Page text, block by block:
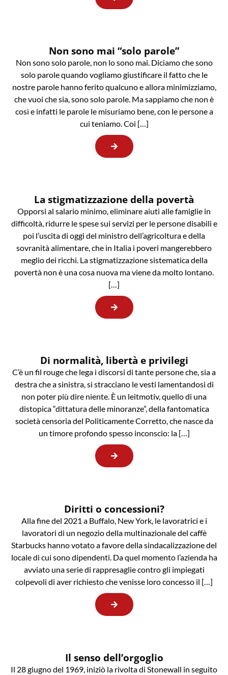
Non sono mai “solo parole”
Non sono solo parole, non lo sono mai. Diciamo che sono
solo parole quando vogliamo giustificare il fatto che le
nostre parole hanno ferito qualcuno e allora minimizziamo,
che vuoi che sia, sono solo parole. Ma sappiamo che non è
così e infatti le parole le misuriamo bene, con le persone a
cui teniamo. Coi […]
La stigmatizzazione della povertà
Opporsi al salario minimo, eliminare aiuti alle famiglie in
difficoltà, ridurre le spese sui servizi per le persone disabili e
poi l’uscita di oggi del ministro dell’agricoltura e della
sovranità alimentare, che in Italia i poveri mangerebbero
meglio dei ricchi. La stigmatizzazione sistematica della
povertà non è una cosa nuova ma viene da molto lontano.
[…]
Di normalità, libertà e privilegi
C’è un fil rouge che lega i discorsi di tante persone che, sia a
destra che a sinistra, si stracciano le vesti lamentandosi di
non poter più dire niente. È un leitmotiv, quello di una
distopica “dittatura delle minoranze”, della fantomatica
società censoria del Politicamente Corretto, che nasce da
un timore profondo spesso inconscio: la […]
Diritti o concessioni?
Alla fine del 2021 a Buffalo, New York, le lavoratrici e i
lavoratori di un negozio della multinazionale del caffè
Starbucks hanno votato a favore della sindacalizzazione del
locale di cui sono dipendenti. Da quel momento l’azienda ha
avviato una serie di rappresaglie contro gli impiegati
colpevoli di aver richiesto che venisse loro concesso il […]
Il senso dell’orgoglio
Il 28 giugno del 1969, iniziò la rivolta di Stonewall in seguito